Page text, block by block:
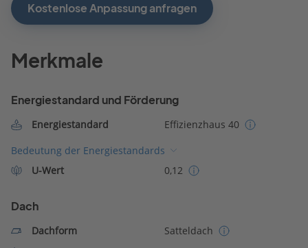
Kostenlose Anpassung anfragen
Merkmale
Energiestandard und Förderung
Energiestandard
Effizienzhaus 40
Bedeutung der Energiestandards
U-Wert
0,12
Dach
Dachform
Satteldach